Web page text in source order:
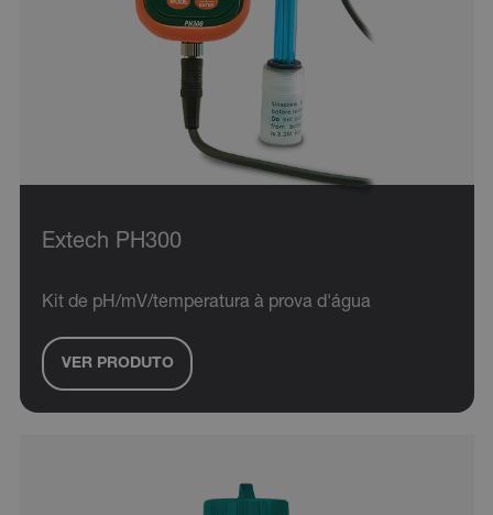
Extech PH300
Kit de pH/mV/temperatura à prova d'água
VER PRODUTO